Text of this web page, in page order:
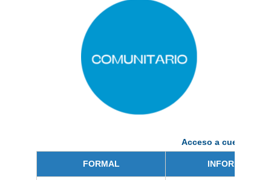
Acceso a
FORMAL INFORMAL